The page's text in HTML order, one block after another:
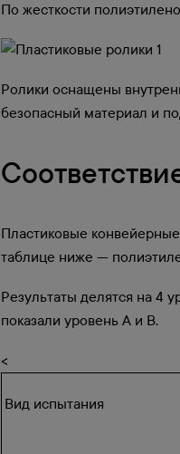
По жесткости
Ролики оснащены
безопасный материал и
Пластиковые
таблице ниже —
Результаты делятся на 4
показали уровень А и В.
<
Вид испытания